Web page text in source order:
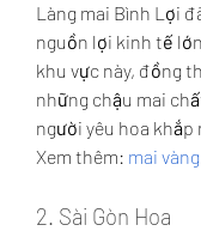
Làng mai Bình Lợi
nguồn lợi kinh tế
khu vực này, đồng
những chậu mai
người yêu hoa khắp
Xem thêm: mai vàng
2. Sài Gòn Hoa